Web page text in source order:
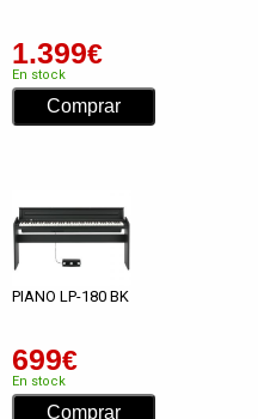
1.399€
En stock
PIANO LP-180 BK
699€
En stock